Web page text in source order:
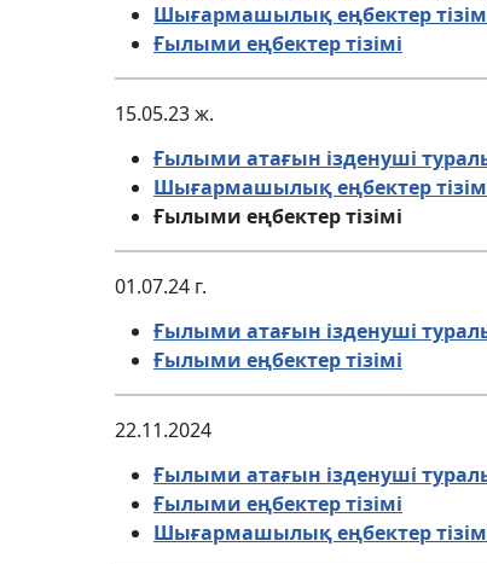
Шығармашылық еңбектер
Ғылыми еңбектер тізімі
15.05.23 ж.
Ғылыми атағын ізденуші
Шығармашылық еңбектер
Ғылыми еңбектер тізімі
01.07.24 г.
Ғылыми атағын ізденуші
Ғылыми еңбектер тізімі
22.11.2024
Ғылыми атағын ізденуші
Ғылыми еңбектер тізімі
Шығармашылық еңбектер